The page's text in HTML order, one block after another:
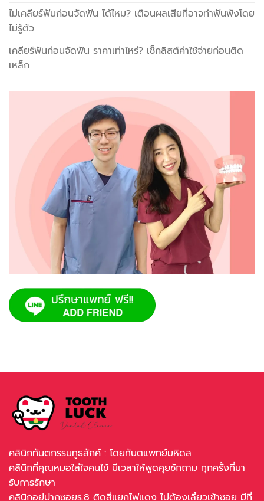
ไม่เคลียร์ฟันก่อนจัดฟัน ได้ไหม? เตือนผลเสียที่อาจทำฟันพังโดย
ไม่รู้ตัว
เคลียร์ฟันก่อนจัดฟัน ราคาเท่าไหร่? เช็กลิสต์ค่าใช้จ่ายก่อนติด
เหล็ก
คลินิกทันตกรรมทูธลักค์ : โดยทันตแพทย์มหิดล
คลินิกที่คุณหมอใส่ใจคนไข้ มีเวลาให้พูดคุยซักถาม ทุกครั้งที่มา
รับการรักษา
คลินิกอยู่ปากซอยร.8 ติดสี่แยกไฟแดง ไม่ต้องเลี้ยวเข้าซอย มีที่